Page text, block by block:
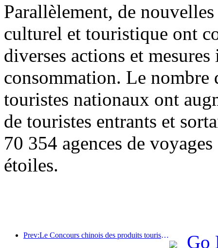
Parallèlement, de
culturel et touristique ont
diverses actions et
consommation. Le nombre
touristes nationaux ont
de touristes entrants et
70 354 agences de
étoiles.
Prev:Le Concours chinois des produits touristiques s'est tenu avec succès à Xiangtan, dans le Hunan.
Go